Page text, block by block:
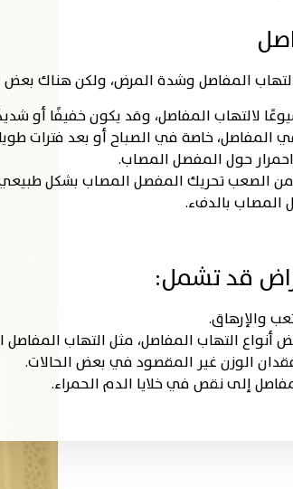
التهاب المفاصل وشدة المرض، ولكن هناك
لالتهاب المفاصل، وقد يكون خفيفًا أو
المفاصل، خاصة في الصباح أو بعد فترات
حول المفصل المصاب.
الصعب تحريك المفصل المصاب بشكل
بالدفء.
قد تشمل:
والإرهاق.
التهاب المفاصل، مثل التهاب المفاصل
الوزن غير المقصود في بعض الحالات.
إلى نقص في خلايا الدم الحمراء.